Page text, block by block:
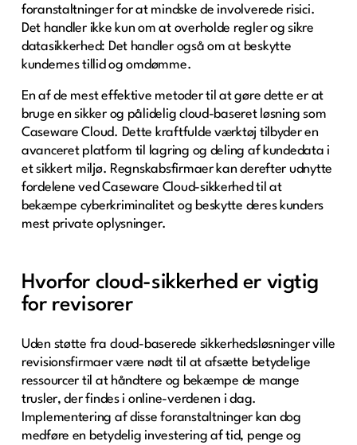
foranstaltninger for at mindske de involverede risici.
Det handler ikke kun om at overholde regler og sikre
datasikkerhed: Det handler også om at beskytte
kundernes tillid og omdømme.
En af de mest effektive metoder til at gøre dette er at
bruge en sikker og pålidelig cloud-baseret løsning som
Caseware Cloud. Dette kraftfulde værktøj tilbyder en
avanceret platform til lagring og deling af kundedata i
et sikkert miljø. Regnskabsfirmaer kan derefter udnytte
fordelene ved Caseware Cloud-sikkerhed til at
bekæmpe cyberkriminalitet og beskytte deres kunders
mest private oplysninger.
Hvorfor cloud-sikkerhed er vigtig
for revisorer
Uden støtte fra cloud-baserede sikkerhedsløsninger ville
revisionsfirmaer være nødt til at afsætte betydelige
ressourcer til at håndtere og bekæmpe de mange
trusler, der findes i online-verdenen i dag.
Implementering af disse foranstaltninger kan dog
medføre en betydelig investering af tid, penge og